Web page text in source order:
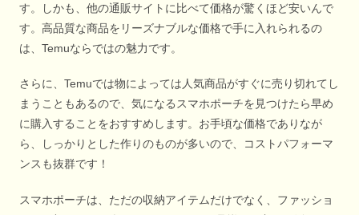
す。しかも、他の通販サイトに比べて価格が驚くほど安いんで
す。高品質な商品をリーズナブルな価格で手に入れられるの
は、Temuならではの魅力です。
さらに、Temuでは物によっては人気商品がすぐに売り切れてし
まうこともあるので、気になるスマホポーチを見つけたら早め
に購入することをおすすめします。お手頃な価格でありなが
ら、しっかりとした作りのものが多いので、コストパフォーマ
ンスも抜群です！
スマホポーチは、ただの収納アイテムだけでなく、ファッショ